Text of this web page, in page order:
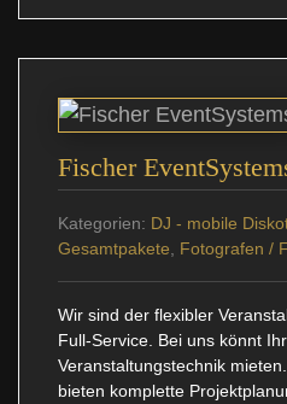
Fischer
Kategorien: DJ - mobile
Gesamtpakete
Fotografen /
Wir sind der flexibler
Full-Service. Bei uns könnt
Veranstaltungstechnik
bieten komplette